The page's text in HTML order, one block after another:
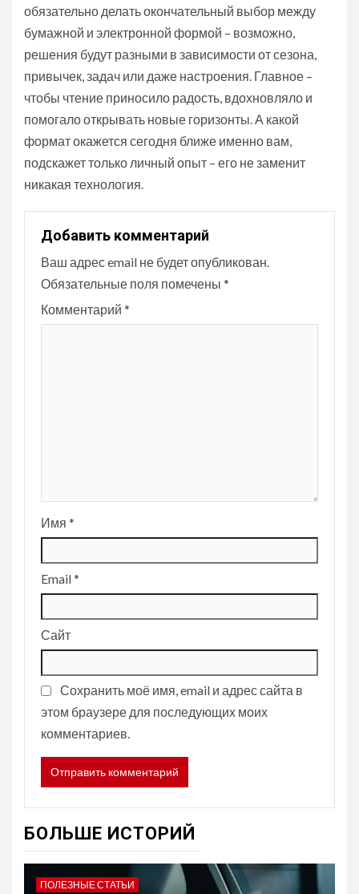
обязательно делать окончательный выбор между
бумажной и электронной формой – возможно,
решения будут разными в зависимости от сезона,
привычек, задач или даже настроения. Главное –
чтобы чтение приносило радость, вдохновляло и
помогало открывать новые горизонты. А какой
формат окажется сегодня ближе именно вам,
подскажет только личный опыт – его не заменит
никакая технология.
Добавить комментарий
Ваш адрес email не будет опубликован.
Обязательные поля помечены *
Комментарий *
Имя *
Email*
Сайт
Сохранить моё имя, email и адрес сайта в
этом браузере для последующих моих
комментариев.
БОЛЬШЕ ИСТОРИЙ
ПОЛЕЗНЫЕ СТАТЬИ